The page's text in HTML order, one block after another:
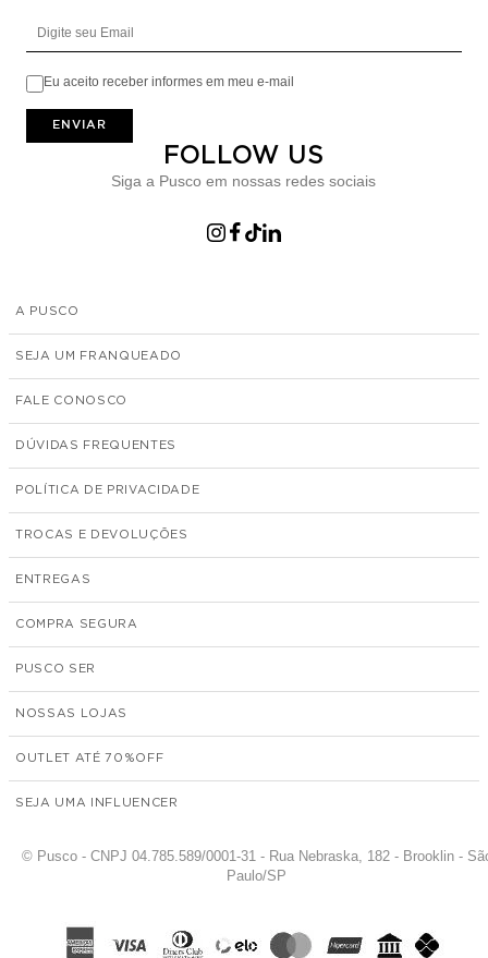
Eu aceito receber informes em meu e-mail
ENVIAR
FOLLOW US
Siga a Pusco em nossas redes sociais
A PUSCO
SEJA UM FRANQUEADO
FALE CONOSCO
DÚVIDAS FREQUENTES
POLÍTICA DE PRIVACIDADE
TROCAS E DEVOLUÇÕES
ENTREGAS
COMPRA SEGURA
PUSCO SER
NOSSAS LOJAS
OUTLET ATÉ 70%
SEJA UMA INFLUENCER
© Pusco - CNPJ 04.785.589/0001-31 - Rua Nebraska, 182 - Brooklin -
Paulo/SP